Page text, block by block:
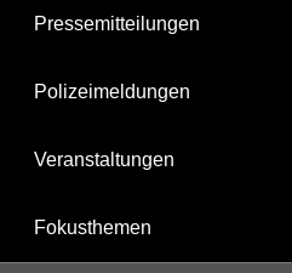
Pressemitteilungen
Polizeimeldungen
Veranstaltungen
Fokusthemen